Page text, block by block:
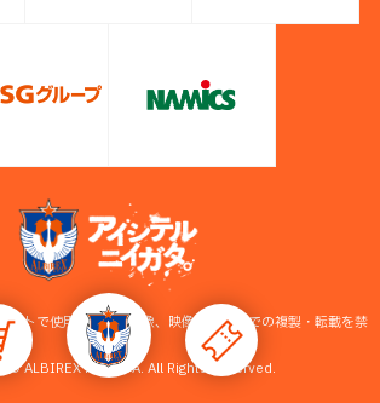
イトで使用している画像、映像等の無断での複製・転載を禁
止します。
© ALBIREX NIIGATA. All Rights Reserved.